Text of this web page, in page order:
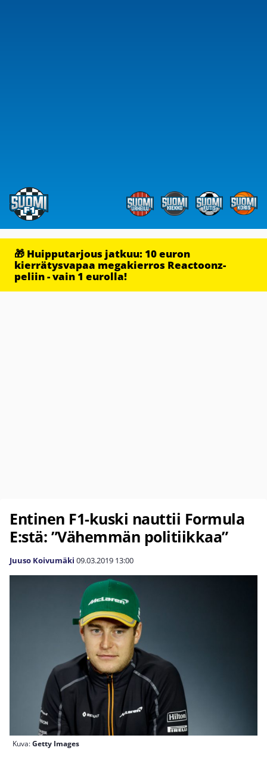
🎁 Huipputarjous jatkuu: 10 euron
kierrätysvapaa megakierros Reactoonz-
peliin - vain 1 eurolla!
Entinen F1-kuski nauttii Formula
E:stä: ”Vähemmän politiikkaa”
Juuso Koivumäki 09.03.2019 13:00
Kuva:Getty Images